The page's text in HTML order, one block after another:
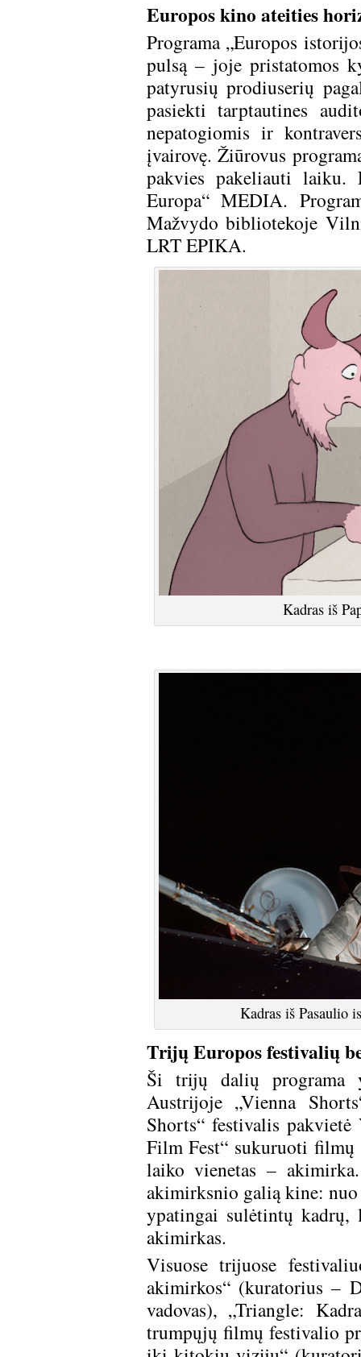
Europos kino ateities
Programa „Europos
pulsą – joje pristatomos
patyrusių prodiuserių
pasiekti tarptautines
nepatogiomis ir
įvairovę. Žiūrovus
pakvies pakeliauti laiku.
Europa“ MEDIA.
Mažvydo bibliotekoje
LRT EPIKA.
Kadras iš
Kadras iš Pasaulio
Trijų Europos festivalių
Ši trijų dalių programa
Austrijoje „Vienna
Shorts“ festivalis
Film Fest“ sukuruoti filmų
laiko vienetas –
akimirksnio galią kine:
ypatingai sulėtintų kadrų,
akimirkas.
Visuose trijuose
akimirkos“ (kuratorius –
vadovas), „Triangle:
trumpųjų filmų festivalio